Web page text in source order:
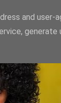
and user-
generate